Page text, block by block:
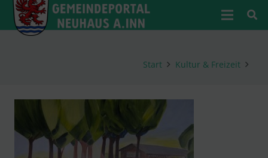
Start Kultur & Freizeit